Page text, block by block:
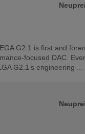
G2.1 is first and
focused DAC.
G2.1’s engineering ...